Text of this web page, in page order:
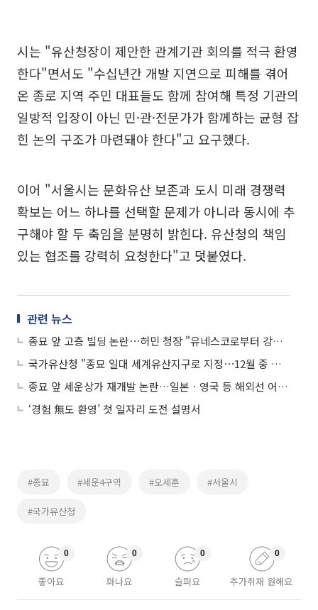
시는 "유산청장이 제안한 관계기관 회의를 적극 환영
한다"면서도 "수십년간 개발 지연으로 피해를 겪어
온 종로 지역 주민 대표들도 함께 참여해 특정 기관의
일방적 입장이 아닌 민·관·전문가가 함께하는 균형 잡
힌 논의 구조가 마련돼야 한다"고 요구했다.
이어 "서울시는 문화유산 보존과 도시 미래 경쟁력
확보는 어느 하나를 선택할 문제가 아니라 동시에 추
구해야 할 두 축임을 분명히 밝힌다. 유산청의 책임
있는 협조를 강력히 요청한다"고 덧붙였다.
관련 뉴스
종묘 앞 고층 빌딩 논란⋯허민 청장 "유네스코로부터 강력 조치 요구한 문서 받아"
국가유산청 "종묘 일대 세계유산지구로 지정⋯12월 중 행정절차 마무리"
종묘 앞 세운상가 재개발 논란…일본ㆍ영국 등 해외선 어떻게 하나
‘경험 無도 환영’ 첫 일자리 도전 설명서
#종묘 #세운4구역 #오세훈 #서울시
#국가유산청
좋아요
0
화나요
0
슬퍼요
0
추가취재 원해요
0